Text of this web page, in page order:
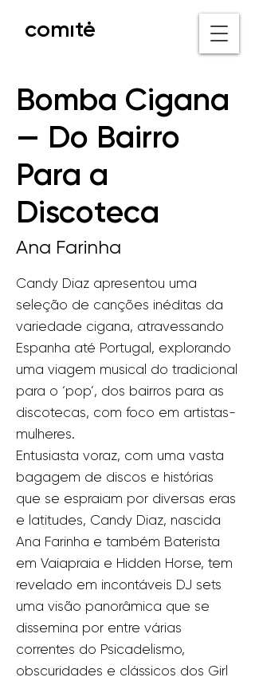
comıtė
o nicho IV
Bomba Cigana
— Do Bairro
Para a
Discoteca
Ana Farinha
Candy Diaz apresentou uma
seleção de canções inéditas da
variedade cigana, atravessando
Espanha até Portugal, explorando
uma viagem musical do tradicional
para o ‘pop’, dos bairros para as
discotecas, com foco em artistas-
mulheres.
Entusiasta voraz, com uma vasta
bagagem de discos e histórias
que se espraiam por diversas eras
e latitudes, Candy Diaz, nascida
Ana Farinha e também Baterista
em Vaiapraia e Hidden Horse, tem
revelado em incontáveis DJ sets
uma visão panorâmica que se
dissemina por entre várias
correntes do Psicadelismo,
obscuridades e clássicos dos Girl